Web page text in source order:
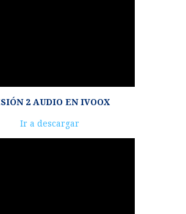
2 AUDIO EN IVOOX
Ir a descargar